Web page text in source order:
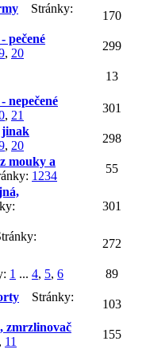
Stránky:
170
pečené
, 20
299
13
nepečené
, 21
301
jinak
, 20
298
mouky a
1 234
55
301
272
1 ... 4, 5, 6 89
Stránky:
103
zmrzlinovač
, 11
155